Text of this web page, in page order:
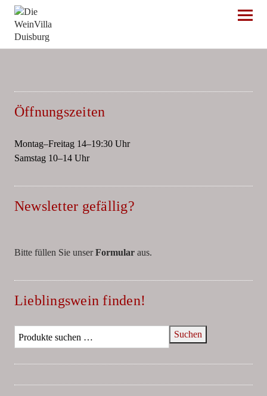
Die WeinVilla Duisburg
Öffnungszeiten
Montag–Freitag 14–19:30 Uhr
Samstag 10–14 Uhr
Newsletter gefällig?
Bitte füllen Sie unserFormularaus.
Lieblingswein finden!
Suchen